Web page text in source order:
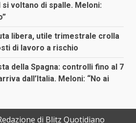
voltano di spalle. Meloni:
libera, utile trimestrale crolla
di lavoro a rischio
della Spagna: controlli fino al 7
dall’Italia. Meloni: “No ai
di Blitz Quotidiano